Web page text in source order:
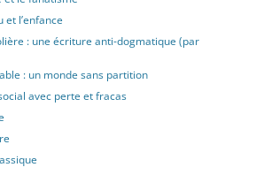
et l’enfance
: une écriture anti-dogmatique (par
: un monde sans partition
avec perte et fracas